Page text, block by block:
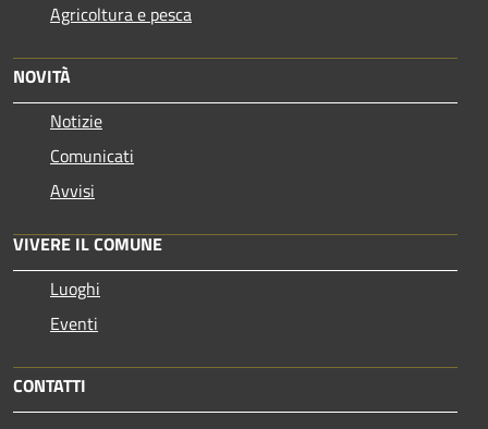
Agricoltura e pesca
NOVITÀ
Notizie
Comunicati
Avvisi
VIVERE IL COMUNE
Luoghi
Eventi
CONTATTI